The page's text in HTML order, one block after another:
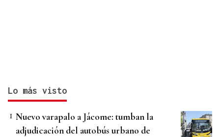
Lo más visto
Nuevo varapalo a Jácome: tumban la
adjudicación del autobús urbano de